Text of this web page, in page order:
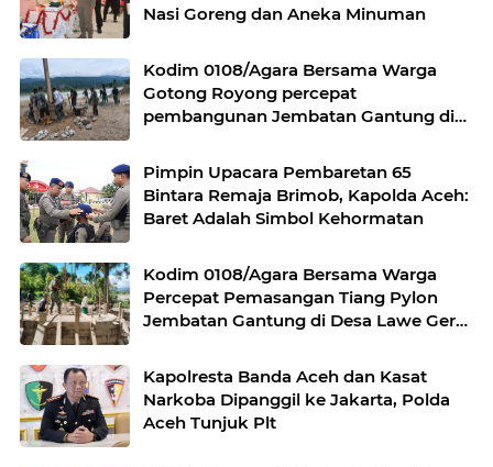
Nasi Goreng dan Aneka Minuman
Kodim 0108/Agara Bersama Warga
Gotong Royong percepat
pembangunan Jembatan Gantung di
Pimpin Upacara Pembaretan 65
Bintara Remaja Brimob, Kapolda Aceh:
Baret Adalah Simbol Kehormatan
Kodim 0108/Agara Bersama Warga
Percepat Pemasangan Tiang Pylon
Jembatan Gantung di Desa Lawe Ger-
Kapolresta Banda Aceh dan Kasat
Narkoba Dipanggil ke Jakarta, Polda
Aceh Tunjuk Plt